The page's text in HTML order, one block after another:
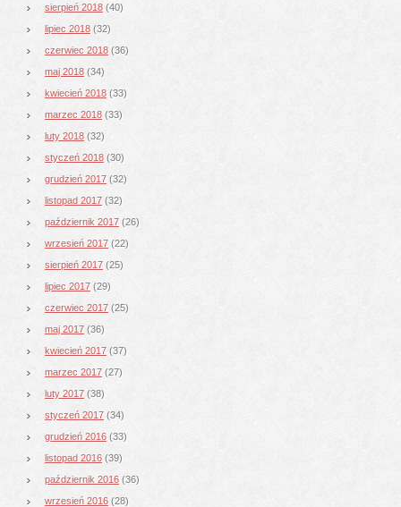
sierpień 2018 (40)
lipiec 2018 (32)
czerwiec 2018 (36)
maj 2018 (34)
kwiecień 2018 (33)
marzec 2018 (33)
luty 2018 (32)
styczeń 2018 (30)
grudzień 2017 (32)
listopad 2017 (32)
październik 2017 (26)
wrzesień 2017 (22)
sierpień 2017 (25)
lipiec 2017 (29)
czerwiec 2017 (25)
maj 2017 (36)
kwiecień 2017 (37)
marzec 2017 (27)
luty 2017 (38)
styczeń 2017 (34)
grudzień 2016 (33)
listopad 2016 (39)
październik 2016 (36)
wrzesień 2016 (28)